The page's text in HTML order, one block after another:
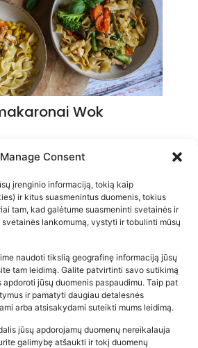
Manage Consent
įrenginio informaciją, tokią kaip
ir kitus suasmenintus duomenis, tokius
tam, kad galėtume suasmeninti svetainės ir
lankomumą, vystyti ir tobulinti mūsų
naudoti tikslią geografinę informaciją jūsų
tam leidimą. Galite patvirtinti savo sutikimą
apdoroti jūsų duomenis paspaudimu. Taip pat
ir pamatyti daugiau detalesnės
arba atsisakydami suteikti mums leidimą.
jūsų apdorojamų duomenų nereikalauja
galimybę atšaukti ir tokį duomenų
Wok
parduotuvės